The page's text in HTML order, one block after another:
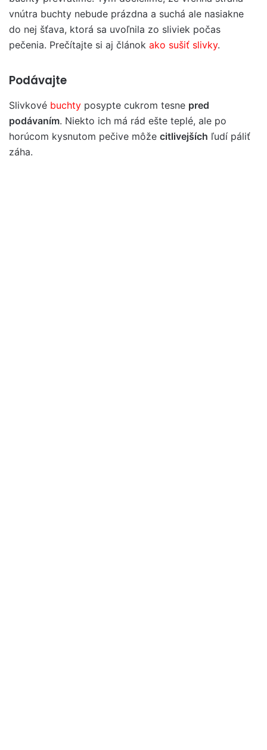
vnútra buchty nebude prázdna a suchá ale nasiakne
do nej šťava, ktorá sa uvoľnila zo sliviek počas
pečenia. Prečítajte si aj článok ako sušiť slivky.
Podávajte
Slivkové buchty posypte cukrom tesne pred
podávaním. Niekto ich má rád ešte teplé, ale po
horúcom kysnutom pečive môže citlivejších ľudí páliť
záha.